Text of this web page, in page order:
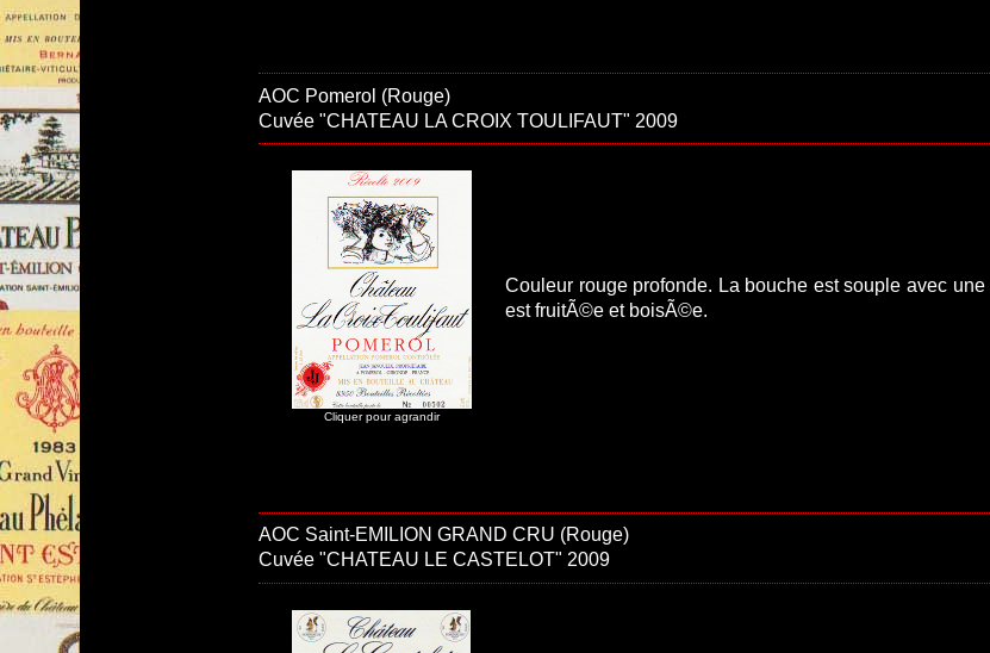
AOC Pomerol (Rouge)
Cuvée "CHATEAU LA CROIX TOULIFAUT" 2009
Cliquer pour agrandir
Couleur rouge profonde. La bouche est souple avec
est fruitÃ©e et boisÃ©e.
AOC Saint-EMILION GRAND CRU (Rouge)
Cuvée "CHATEAU LE CASTELOT" 2009